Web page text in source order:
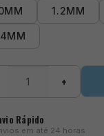
1.2MM
+
Rápido
em até 24 horas